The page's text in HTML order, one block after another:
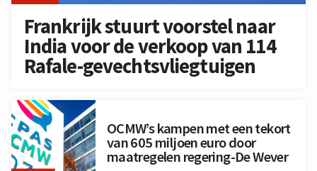
Frankrijk stuurt voorstel naar
India voor de verkoop van 114
Rafale-gevechtsvliegtuigen
OCMW’s kampen met een tekort
van 605 miljoen euro door
maatregelen regering-De Wever